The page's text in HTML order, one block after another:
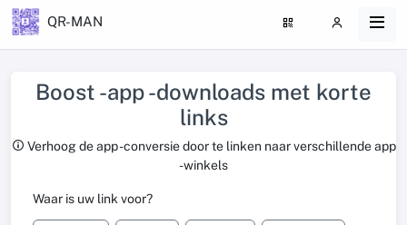
QR-MAN
Boost -app -downloads met korte
links
Verhoog de app -conversie door te linken naar verschillende app
-winkels
Waar is uw link voor?